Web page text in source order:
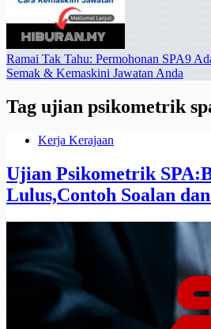
Ramai Tak Tahu: Permohonan SPA9
Semak & Kemaskini Jawatan Anda
Tag ujian psikometrik
Kerja Kerajaan
Ujian Psikometrik
Lulus,Contoh Soalan